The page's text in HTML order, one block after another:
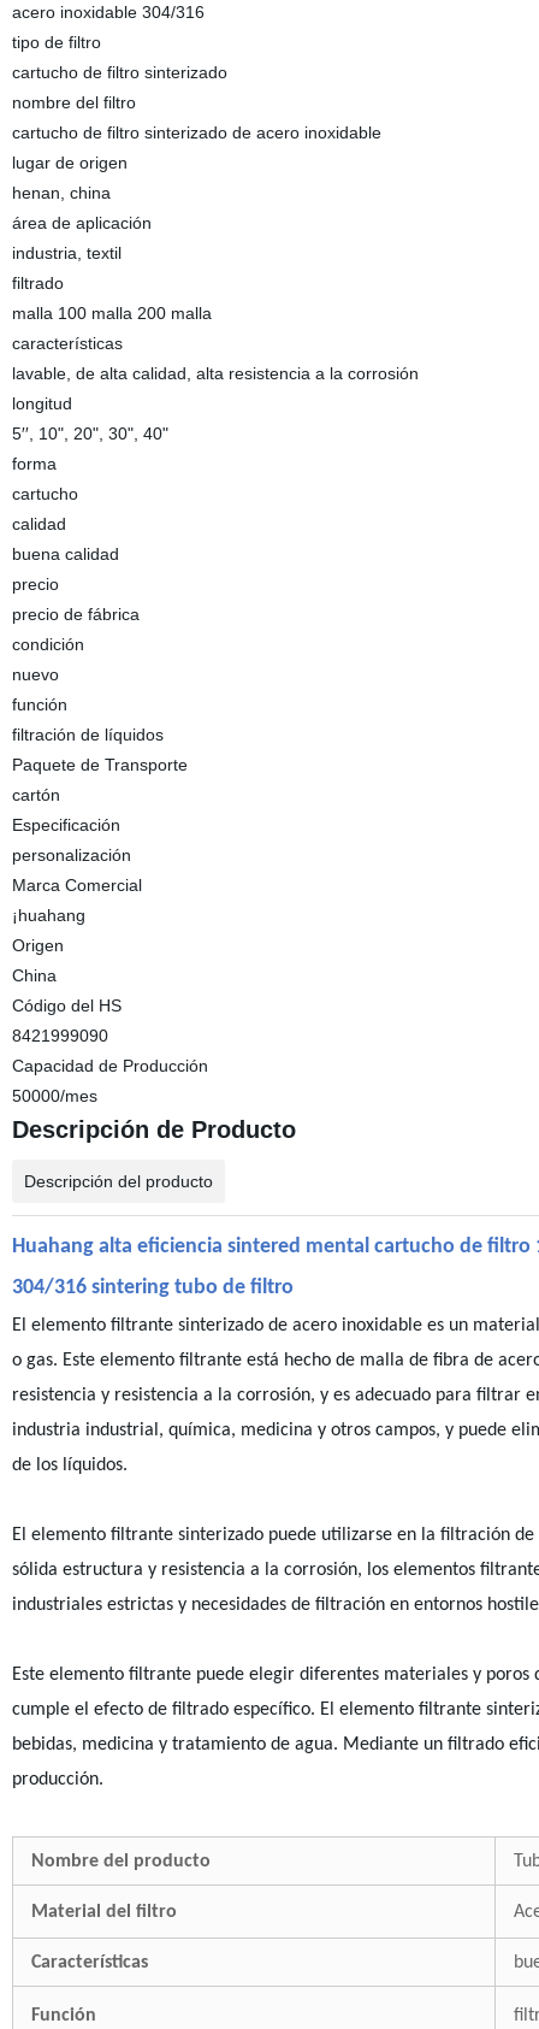
acero inoxidable 304/316
tipo de filtro
cartucho de filtro sinterizado
nombre del filtro
cartucho de filtro sinterizado de acero inoxidable
lugar de origen
henan, china
área de aplicación
industria, textil
filtrado
malla 100 malla 200 malla
características
lavable, de alta calidad, alta resistencia a la corrosión
longitud
5′′, 10", 20", 30", 40"
forma
cartucho
calidad
buena calidad
precio
precio de fábrica
condición
nuevo
función
filtración de líquidos
Paquete de Transporte
cartón
Especificación
personalización
Marca Comercial
¡huahang
Origen
China
Código del HS
8421999090
Capacidad de Producción
50000/mes
Descripción de Producto
Descripción del producto
Huahang alta eficiencia sintered mental cartucho de
304/316 sintering tubo de filtro
El elemento filtrante sinterizado de acero inoxidable es un
o gas. Este elemento filtrante está hecho de malla de fibra de
resistencia y resistencia a la corrosión, y es adecuado para filtrar
industria industrial, química, medicina y otros campos, y puede
de los líquidos.
El elemento filtrante sinterizado puede utilizarse en la filtración
sólida estructura y resistencia a la corrosión, los elementos
industriales estrictas y necesidades de filtración en entornos
Este elemento filtrante puede elegir diferentes materiales y
cumple el efecto de filtrado específico. El elemento filtrante
bebidas, medicina y tratamiento de agua. Mediante un filtrado
producción.
Nombre del producto
Material del filtro
Características
Función